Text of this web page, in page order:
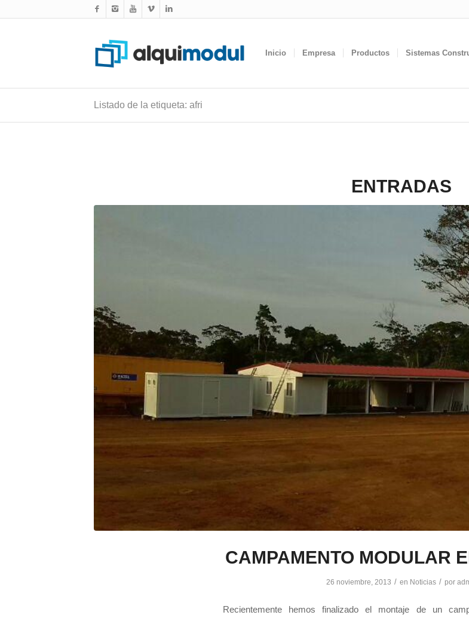
Inicio Empresa Productos Sistemas
Listado de la etiqueta: afri
ENTRADAS
CAMPAMENTO MODULAR
26 noviembre, 2013 / en Noticias / por
Recientemente hemos finalizado el montaje de un